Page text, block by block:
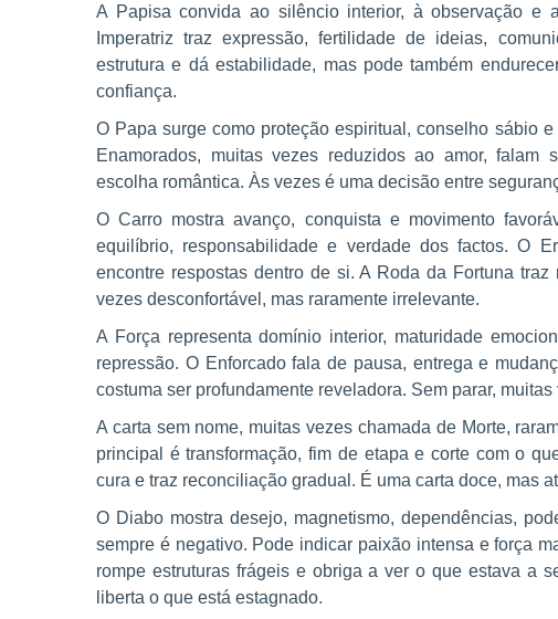
A Papisa convida ao silêncio interior, à observação e
Imperatriz traz expressão, fertilidade de ideias,
estrutura e dá estabilidade, mas pode também
confiança.
O Papa surge como proteção espiritual, conselho sábio
Enamorados, muitas vezes reduzidos ao amor, falam
escolha romântica. Às vezes é uma decisão entre
O Carro mostra avanço, conquista e movimento
equilíbrio, responsabilidade e verdade dos factos. O
encontre respostas dentro de si. A Roda da Fortuna
vezes desconfortável, mas raramente irrelevante.
A Força representa domínio interior, maturidade
repressão. O Enforcado fala de pausa, entrega e
costuma ser profundamente reveladora. Sem parar,
A carta sem nome, muitas vezes chamada de Morte,
principal é transformação, fim de etapa e corte com o
cura e traz reconciliação gradual. É uma carta doce, mas
O Diabo mostra desejo, magnetismo, dependências,
sempre é negativo. Pode indicar paixão intensa e força
rompe estruturas frágeis e obriga a ver o que estava a
liberta o que está estagnado.